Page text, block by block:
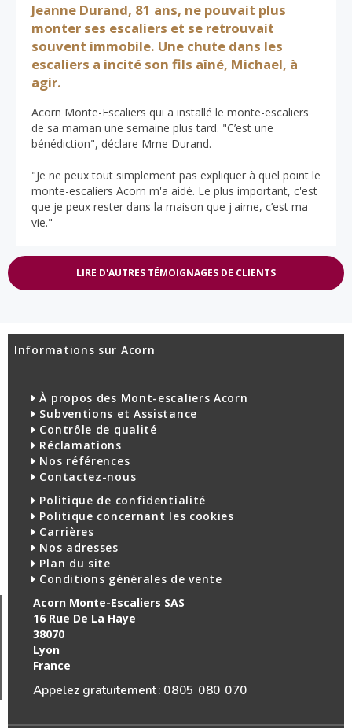
Jeanne Durand, 81 ans, ne pouvait plus
monter ses escaliers et se retrouvait
souvent immobile. Une chute dans les
escaliers a incité son fils aîné, Michael, à
agir.
Acorn Monte-Escaliers qui a installé le monte-escaliers
de sa maman une semaine plus tard. "C’est une
bénédiction", déclare Mme Durand.
"Je ne peux tout simplement pas expliquer à quel point le
monte-escaliers Acorn m'a aidé. Le plus important, c'est
que je peux rester dans la maison que j'aime, c’est ma
vie."
LIRE D'AUTRES TÉMOIGNAGES DE CLIENTS
Informations sur Acorn
À propos des Mont-escaliers Acorn
Subventions et Assistance
Contrôle de qualité
Réclamations
Nos références
Contactez-nous
Politique de confidentialité
Politique concernant les cookies
Carrières
Nos adresses
Plan du site
Conditions générales de vente
Acorn Monte-Escaliers SAS
16 Rue De La Haye
38070
Lyon
France
Appelez gratuitement : 0805 080 070